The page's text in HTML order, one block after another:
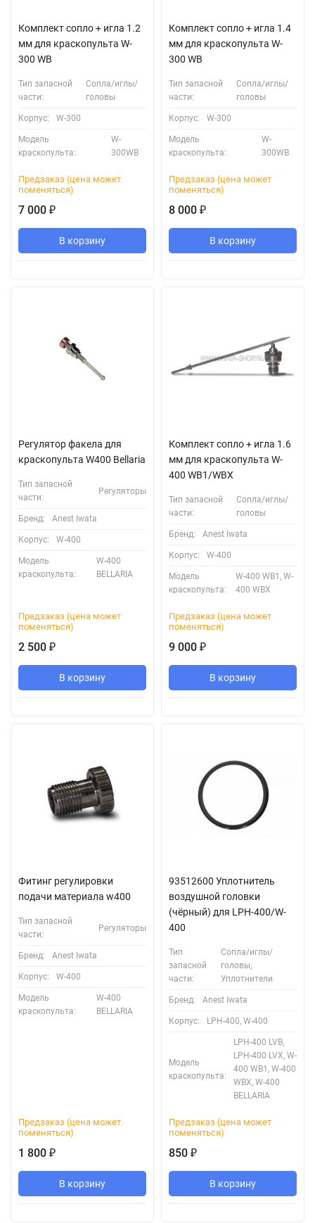
Комплект сопло + игла 1.2
мм для краскопультa W-
300 WB
Тип запасной
части:
Сопла/иглы/
головы
Корпус: W-300
Модель
краскопульта:
W-
300WB
Предзаказ (цена может
поменяться)
7 000 ₽
В корзину
Комплект сопло + игла 1.4
мм для краскопультa W-
300 WB
Тип запасной
части:
Сопла/иглы/
головы
Корпус: W-300
Модель
краскопульта:
W-
300WB
Предзаказ (цена может
поменяться)
8 000 ₽
В корзину
Регулятор факела для
краскопульта W400 Bellaria
Тип запасной
части:
Регуляторы
Бренд: Anest Iwata
Корпус: W-400
Модель
краскопульта:
W-400
BELLARIA
Предзаказ (цена может
поменяться)
2 500 ₽
В корзину
Комплект сопло + игла 1.6
мм для краскопультa W-
400 WB1/WBX
Тип запасной
части:
Сопла/иглы/
головы
Бренд: Anest Iwata
Корпус: W-400
Модель
краскопульта:
W-400 WB1, W-
400 WBX
Предзаказ (цена может
поменяться)
9 000 ₽
В корзину
Фитинг регулировки
подачи материала w400
Тип запасной
части:
Регуляторы
Бренд: Anest Iwata
Корпус: W-400
Модель
краскопульта:
W-400
BELLARIA
Предзаказ (цена может
поменяться)
1 800 ₽
В корзину
93512600 Уплотнитель
воздушной головки
(чёрный) для LPH-400/W-
400
Тип
запасной
части:
Сопла/иглы/
головы,
Уплотнители
Бренд: Anest Iwata
Корпус: LPH-400, W-400
Модель
краскопульта:
LPH-400 LVB,
LPH-400 LVX, W-
400 WB1, W-400
WBX, W-400
BELLARIA
Предзаказ (цена может
поменяться)
850 ₽
В корзину